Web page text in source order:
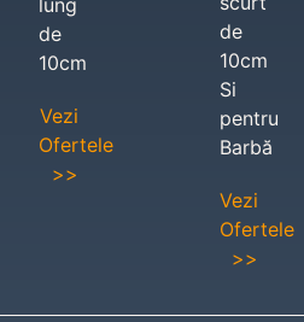
lung
de
10cm
Vezi
Ofertele
>>
de
10cm
Si
pentru
Barbă
Vezi
Ofertele
>>